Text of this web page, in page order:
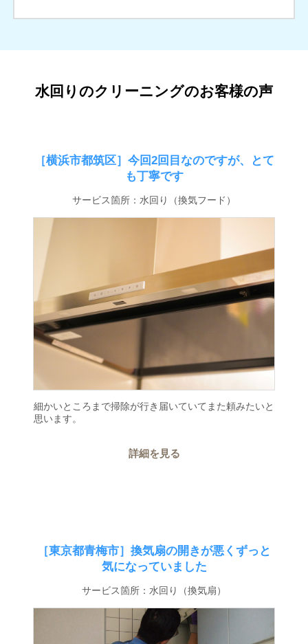
水回りのクリーニングのお客様の声
［横浜市都筑区］今回2回目なのですが、とて
も丁寧です
サービス箇所：水回り（換気フード）
細かいところまで掃除が行き届いていてまた頼みたいと
思います。
詳細を見る
［東京都青梅市］換気扇の開きが悪くずっと
気になっていました
サービス箇所：水回り（換気扇）